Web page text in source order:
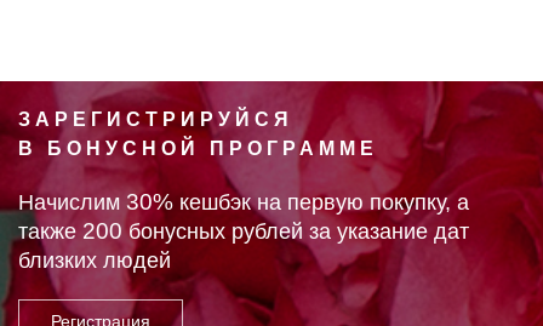
ЗАРЕГИСТРИРУЙСЯ
В БОНУСНОЙ ПРОГРАММЕ
Начислим 30% кешбэк на первую покупку, а
также 200 бонусных рублей за указание дат
близких людей